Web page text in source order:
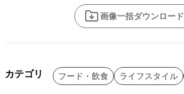
画像一括ダウンロード
カテゴリ フード・飲食 ライフスタイル